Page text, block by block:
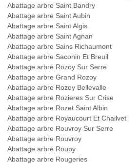
Abattage arbre Saint Bandry
Abattage arbre Saint Aubin
Abattage arbre Saint Algis
Abattage arbre Saint Agnan
Abattage arbre Sains Richaumont
Abattage arbre Saconin Et Breuil
Abattage arbre Rozoy Sur Serre
Abattage arbre Grand Rozoy
Abattage arbre Rozoy Bellevalle
Abattage arbre Rozieres Sur Crise
Abattage arbre Rozet Saint Albin
Abattage arbre Royaucourt Et Chailvet
Abattage arbre Rouvroy Sur Serre
Abattage arbre Rouvroy
Abattage arbre Roupy
Abattage arbre Rougeries